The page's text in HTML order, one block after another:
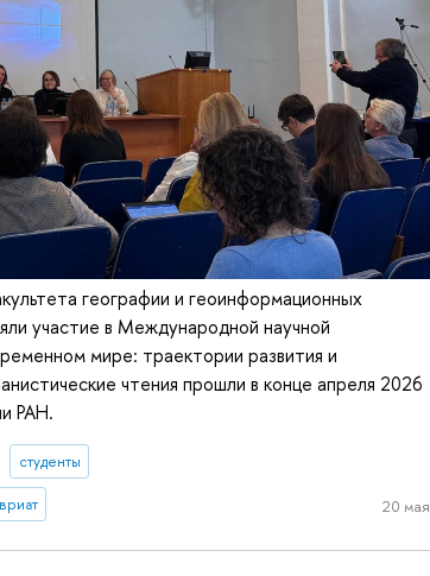
географии и геоинформационных
участие в Международной научной
мире: траектории развития и
чтения прошли в конце апреля 2026
РАН.
студенты
20 мая